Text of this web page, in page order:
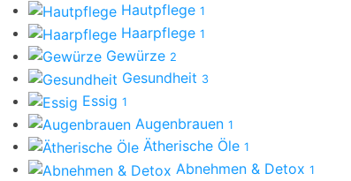
Hautpflege 1
Haarpflege 1
Gewürze 2
Gesundheit 3
Essig 1
Augenbrauen 1
Ätherische Öle 1
Abnehmen & Detox 1